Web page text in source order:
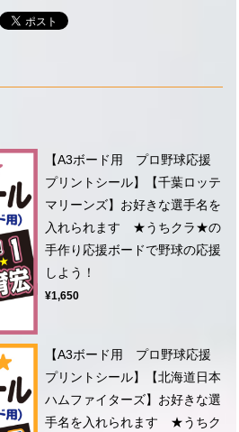
【A3ボード用 プロ野球応援
プリントシール】【千葉ロッテ
マリーンズ】お好きな選手名を
入れられます ★うちクラ★の
手作り応援ボードで野球の応援
しよう！
¥1,650
【A3ボード用 プロ野球応援
プリントシール】【北海道日本
ハムファイターズ】お好きな選
手名を入れられます ★うちク